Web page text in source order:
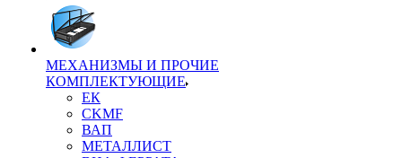
МЕХАНИЗМЫ И ПРОЧИЕ
КОМПЛЕКТУЮЩИЕ
ЕК
CKMF
ВАП
МЕТАЛЛИСТ